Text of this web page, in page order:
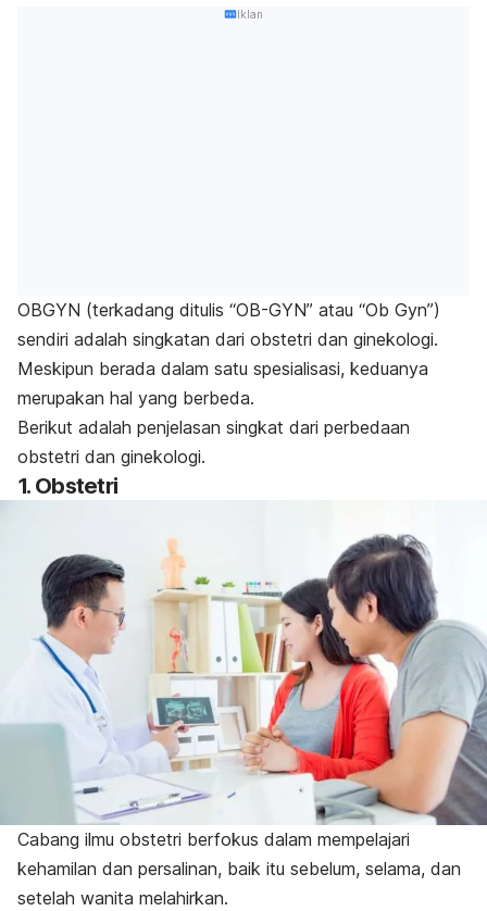
Iklan
OBGYN (terkadang ditulis “OB-GYN” atau “Ob Gyn”)
sendiri adalah singkatan dari obstetri dan ginekologi.
Meskipun berada dalam satu spesialisasi, keduanya
merupakan hal yang berbeda.
Berikut adalah penjelasan singkat dari perbedaan
obstetri dan ginekologi.
1. Obstetri
Cabang ilmu obstetri berfokus dalam mempelajari
kehamilan dan persalinan, baik itu sebelum, selama, dan
setelah wanita melahirkan.